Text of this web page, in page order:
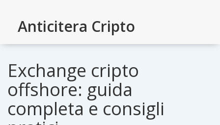
Anticitera Cripto
Exchange cripto
offshore: guida
completa e consigli